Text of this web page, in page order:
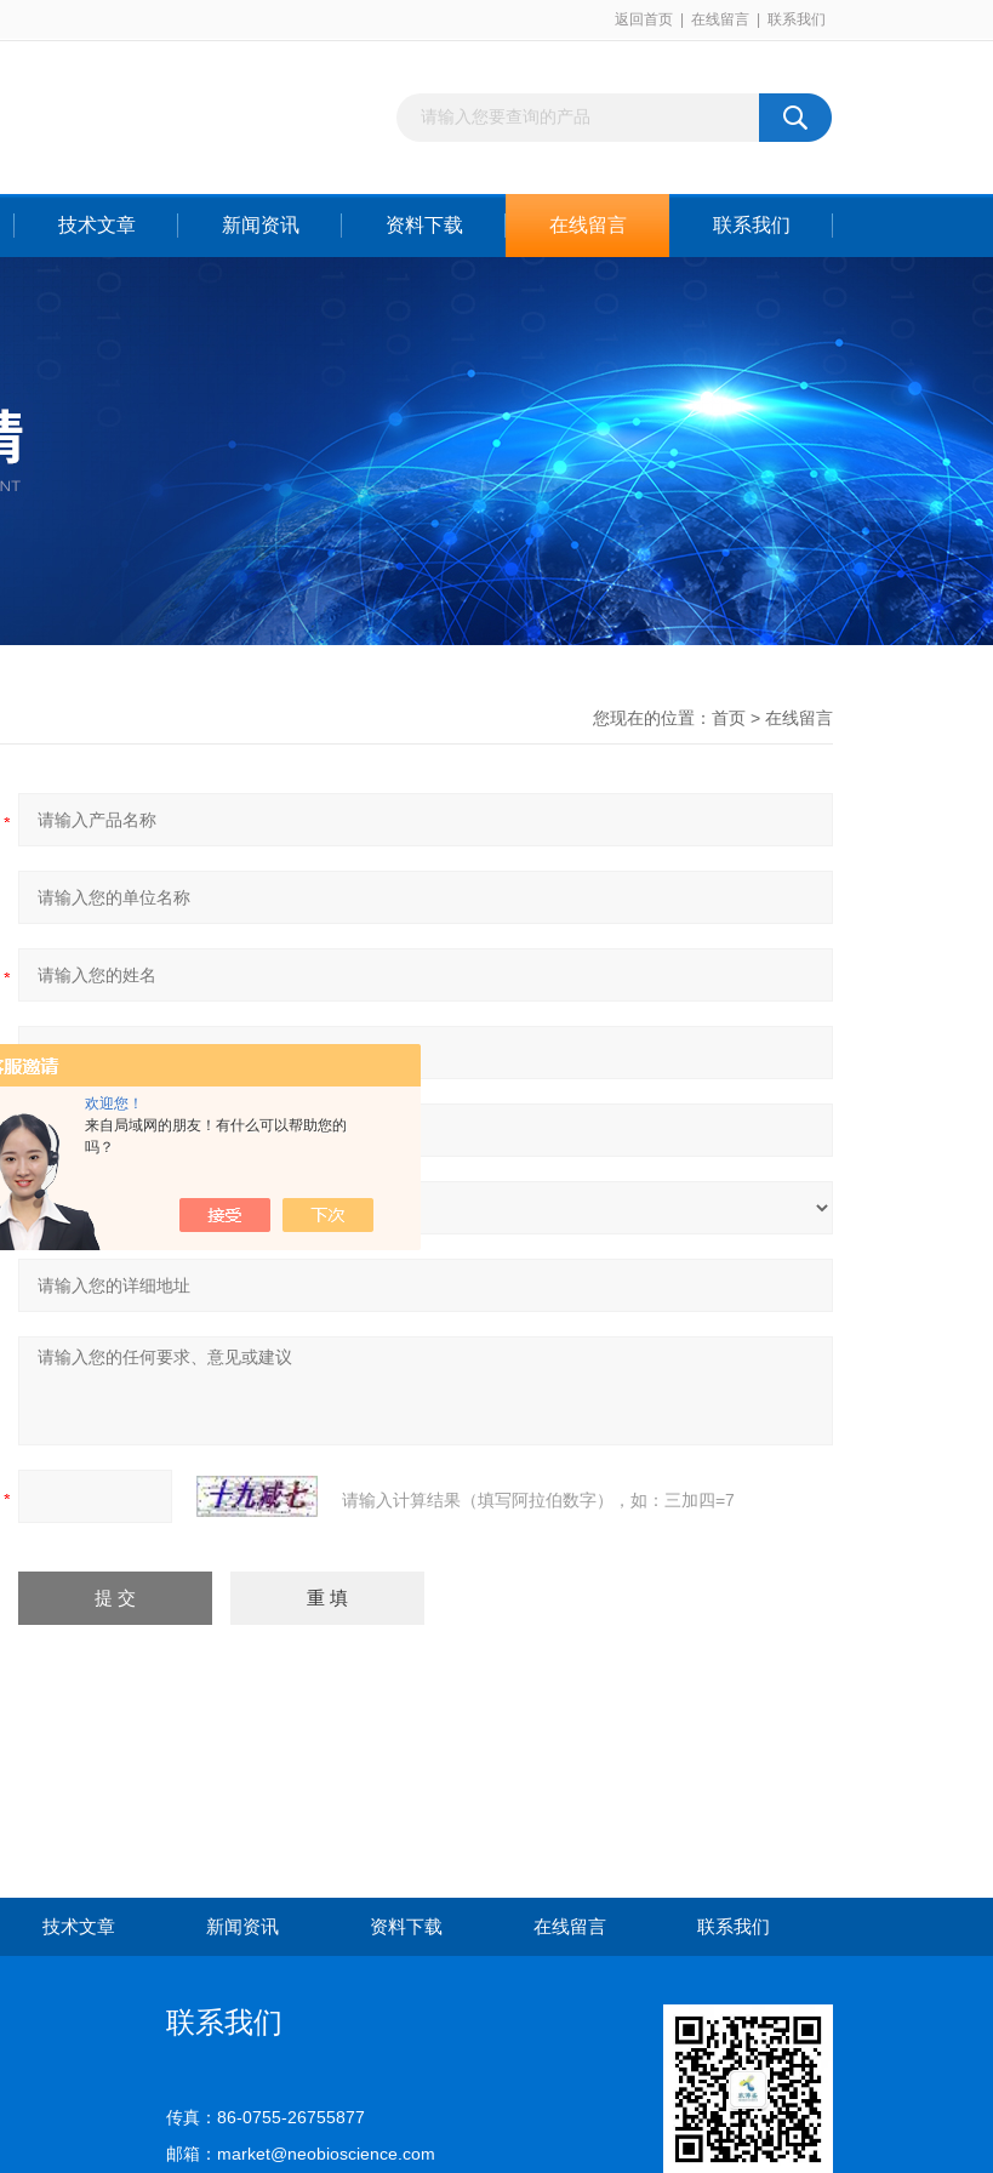
欢迎您！
来自局域网的朋友！有什么可以帮助您的
吗？
返回首页 在线留言 联系我们
技术文章 新闻资讯 资料下载 在线留言 联系我们
您现在的位置： 首页 > 在线留言
请输入计算结果（填写阿拉伯数字），如：三加四=7
技术文章 新闻资讯 资料下载 在线留言 联系我们
联系我们
传真：86-0755-26755877
邮箱：market@neobioscience.com